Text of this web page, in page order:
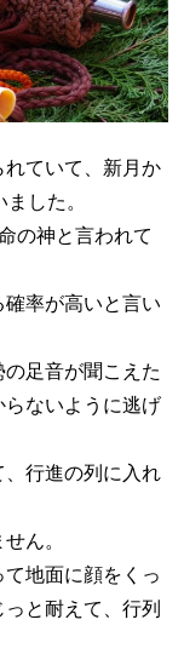
ていて、新月か
した。
の神と言われて
率が高いと言い
足音が聞こえた
らないように逃げ
行進の列に入れ
ん。
地面に顔をくっ
と耐えて、行列